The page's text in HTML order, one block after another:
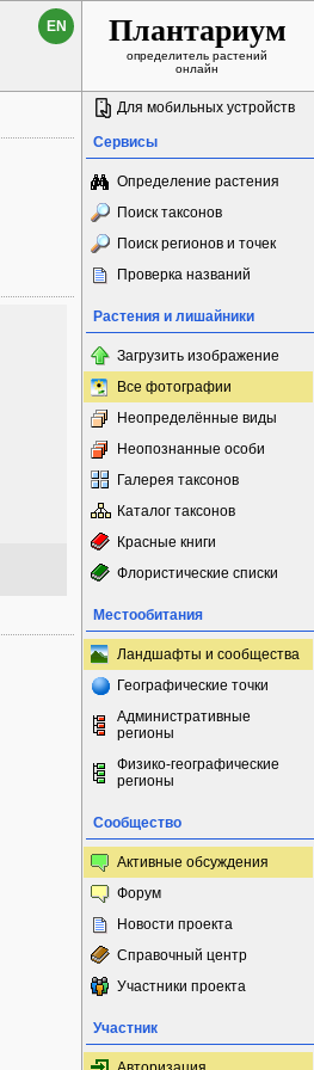
EN Плантариум
определитель растений
онлайн
Для мобильных устройств
Сервисы
Определение растения
Поиск таксонов
Поиск регионов и точек
Проверка названий
Растения и лишайники
Загрузить изображение
Все фотографии
Неопределённые виды
Неопознанные особи
Галерея таксонов
Каталог таксонов
Красные книги
Флористические списки
Местообитания
Ландшафты и сообщества
Географические точки
Административные
регионы
Физико-географические
регионы
Сообщество
Активные обсуждения
Форум
Новости проекта
Справочный центр
Участники проекта
Участник